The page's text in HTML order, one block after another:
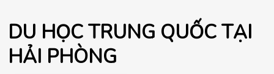
DU HỌC TRUNG QUỐC TẠI
HẢI PHÒNG